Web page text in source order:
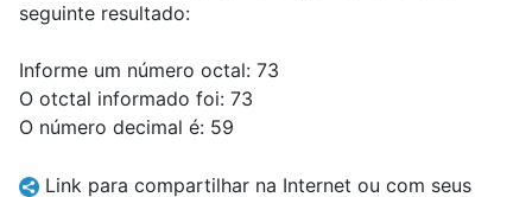
seguinte resultado:
Informe um número octal: 73
O otctal informado foi: 73
O número decimal é: 59
Link para compartilhar na Internet ou com seus